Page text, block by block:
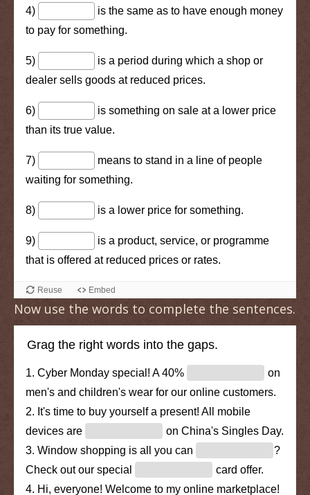
Now use the words to complete the sentences.